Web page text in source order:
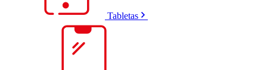
Tabletas